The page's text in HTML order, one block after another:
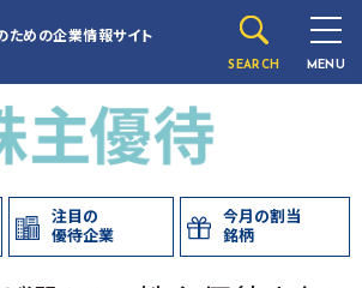
ための企業情報サイト
SEARCH MENU
注目の
優待企業
今月の割当
銘柄